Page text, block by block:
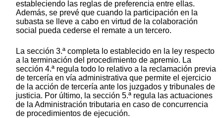
estableciendo las reglas de preferencia entre ellas.
Además, se prevé que cuando la participación en la
subasta se lleve a cabo en virtud de la colaboración
social pueda cederse el remate a un tercero.
La sección 3.ª completa lo establecido en la ley respecto
a la terminación del procedimiento de apremio. La
sección 4.ª regula todo lo relativo a la reclamación previa
de tercería en vía administrativa que permite el ejercicio
de la acción de tercería ante los juzgados y tribunales de
justicia. Por último, la sección 5.ª regula las actuaciones
de la Administración tributaria en caso de concurrencia
de procedimientos de ejecución.